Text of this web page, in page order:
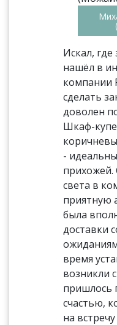
Искал,
нашёл в
компании
сделать
доволен
Шкаф-
-
прихожей.
света в
приятную
была
доставки
время
возникли
пришлось
счастью,
на